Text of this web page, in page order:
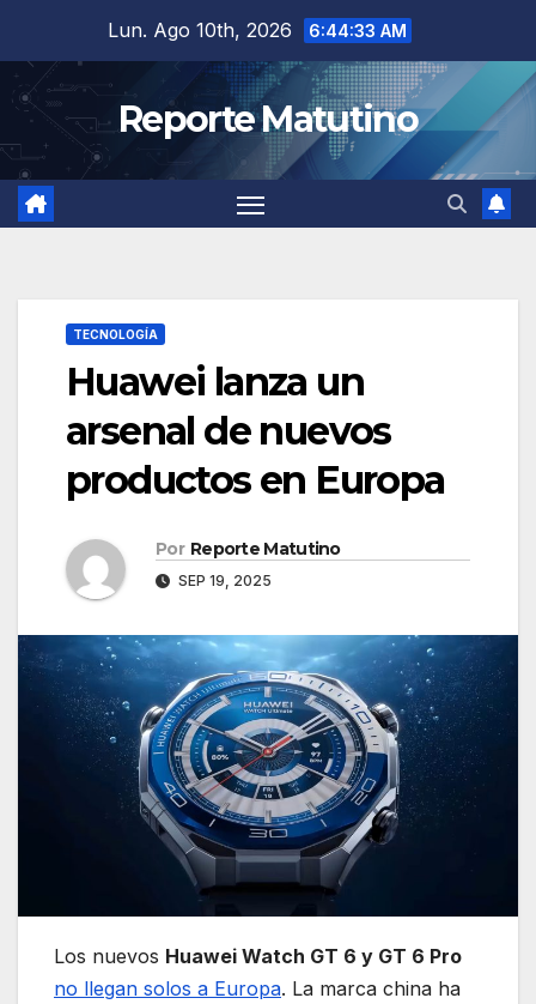
contenido
Lun. Ago 10th, 2026 6:44:34 AM
Reporte Matutino
TECNOLOGÍA
Huawei lanza un
arsenal de nuevos
productos en Europa
Por Reporte Matutino
SEP 19, 2025
Los nuevos Huawei Watch GT 6 y GT 6 Pro
no llegan solos a Europa. La marca china ha